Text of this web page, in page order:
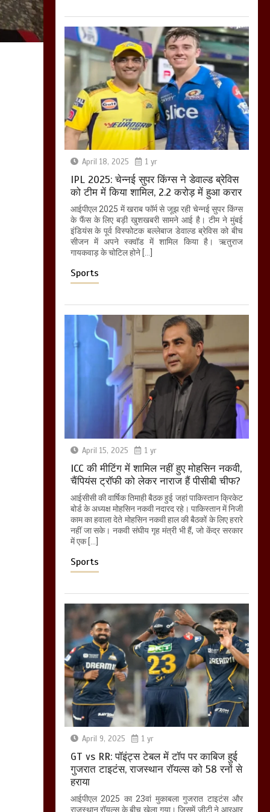
सरकार को दी आमरण
अनशन की चेतावनी
March 8, 2025
April 18, 2025 1 yr
IPL 2025: चेन्नई सुपर किंग्स ने डेवाल्ड ब्रेविस
को टीम में किया शामिल, 2.2 करोड़ में हुआ करार
आईपीएल 2025 में खराब फॉर्म से जूझ रही चेन्नई सुपर किंग्स
के फैंस के लिए बड़ी खुशखबरी सामने आई है। टीम ने मुंबई
इंडियंस के पूर्व विस्फोटक बल्लेबाज डेवाल्ड ब्रेविस को बीच
सीजन में अपने स्क्वॉड में शामिल किया है। ऋतुराज
गायकवाड़ के चोटिल होने […]
Sports
April 15, 2025 1 yr
ICC की मीटिंग में शामिल नहीं हुए मोहसिन नकवी,
चैंपियंस ट्रॉफी को लेकर नाराज हैं पीसीबी चीफ?
आईसीसी की वार्षिक तिमाही बैठक हुई जहां पाकिस्तान क्रिकेट
बोर्ड के अध्यक्ष मोहसिन नकवी नदारद रहे। पाकिस्तान में निजी
काम का हवाला देते मोहसिन नकवी हाल की बैठकों के लिए हरारे
नहीं जा सके। नकवी संघीय गृह मंत्री भी हैं, जो केंद्र सरकार
में एक […]
Sports
April 9, 2025 1 yr
GT vs RR: पॉइंट्स टेबल में टॉप पर काबिज हुई
गुजरात टाइटंस, राजस्थान रॉयल्स को 58 रनों से
हराया
आईपीएल 2025 का 23वां मुकाबला गुजरात टाइटंस और
राजस्थान रॉयल्स के बीच खेला गया। जिसमें जीटी ने आरआर